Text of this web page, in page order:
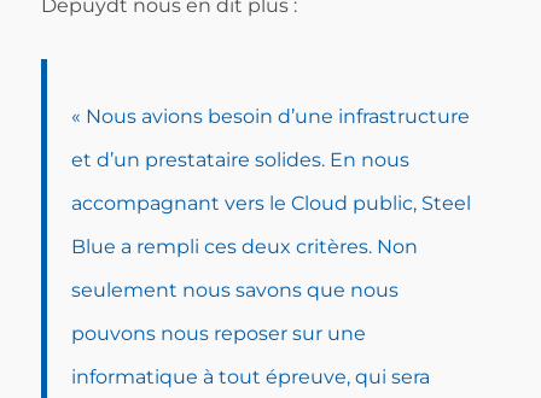
Depuydt nous en dit plus :
« Nous avions besoin d’une infrastructure
et d’un prestataire solides. En nous
accompagnant vers le Cloud public, Steel
Blue a rempli ces deux critères. Non
seulement nous savons que nous
pouvons nous reposer sur une
informatique à tout épreuve, qui sera